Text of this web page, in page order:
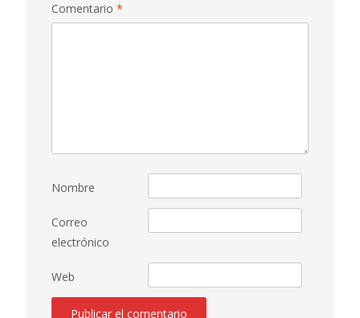
Comentario *
Nombre
Correo
electrónico
Web